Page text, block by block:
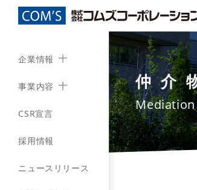
企業情報
事業内容
CSR宣言
採用情報
ニュースリリース
仲介